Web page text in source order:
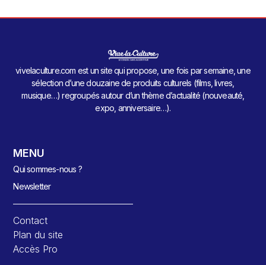
vivelaculture.com est un site qui propose, une fois par semaine, une
sélection d’une douzaine de produits culturels (films, livres,
musique…) regroupés autour d’un thème d’actualité (nouveauté,
expo, anniversaire…).
MENU
Qui sommes-nous ?
Newsletter
Contact
Plan du site
Accès Pro